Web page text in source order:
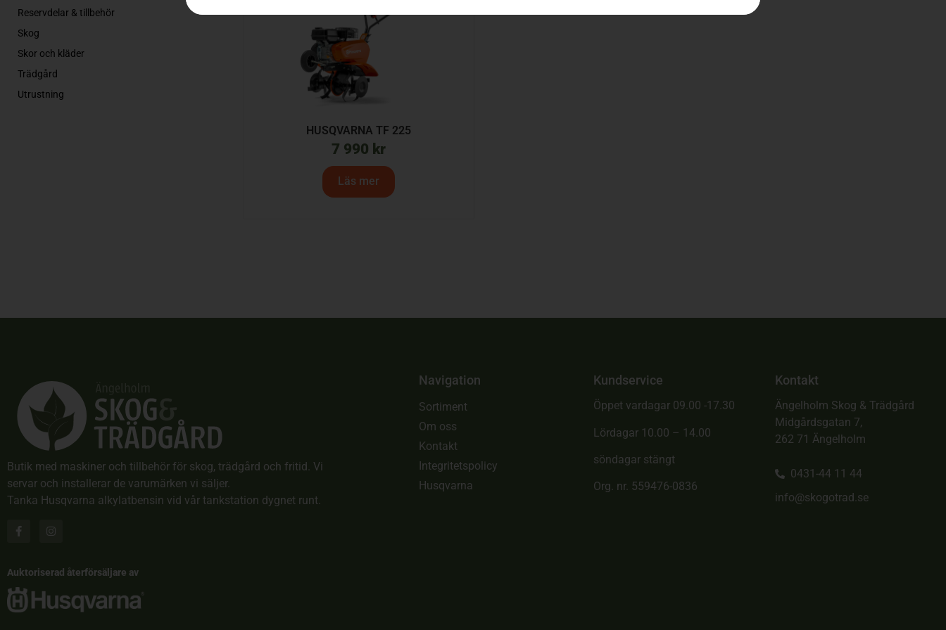
Reservdelar & tillbehör
Skog
Skor och kläder
Trädgård
Utrustning
HUSQVARNA TF 225
7 990 kr
Läs mer
Butik med maskiner och tillbehör för skog, trädgård och fritid. Vi
servar och installerar de varumärken vi säljer.
Tanka Husqvarna alkylatbensin vid vår tankstation dygnet runt.
Auktoriserad återförsäljare av
Navigation
Sortiment
Om oss
Kontakt
Integritetspolicy
Husqvarna
Kundservice
Öppet vardagar 09.00 -17.30
Lördagar 10.00 – 14.00
söndagar stängt
Org. nr. 559476-0836
Kontakt
Ängelholm Skog & Trädgård
Midgårdsgatan 7,
262 71 Ängelholm
0431-44 11 44
info@skogotrad.se